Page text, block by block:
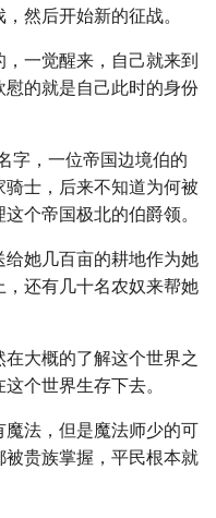
然后开始新的征战。
一觉醒来，自己就来到
的就是自己此时的身份
字，一位帝国边境伯的
士，后来不知道为何被
个帝国极北的伯爵领。
她几百亩的耕地作为她
还有几十名农奴来帮她
大概的了解这个世界之
个世界生存下去。
法，但是魔法师少的可
贵族掌握，平民根本就